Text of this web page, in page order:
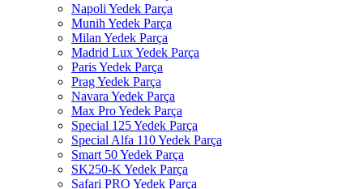
Napoli Yedek Parça
Munih Yedek Parça
Milan Yedek Parça
Madrid Lux Yedek Parça
Paris Yedek Parça
Prag Yedek Parça
Navara Yedek Parça
Max Pro Yedek Parça
Special 125 Yedek Parça
Special Alfa 110 Yedek Parça
Smart 50 Yedek Parça
SK250-K Yedek Parça
Safari PRO Yedek Parça